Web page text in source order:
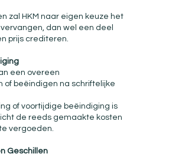
zal HKM naar eigen keuze het
dan wel een deel
prijs crediteren.
een overeen
of beëindigen na schriftelijke
of voortijdige beëindiging is
de reeds gemaakte kosten
vergoeden.
Geschillen